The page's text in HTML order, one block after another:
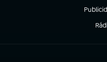
(abre